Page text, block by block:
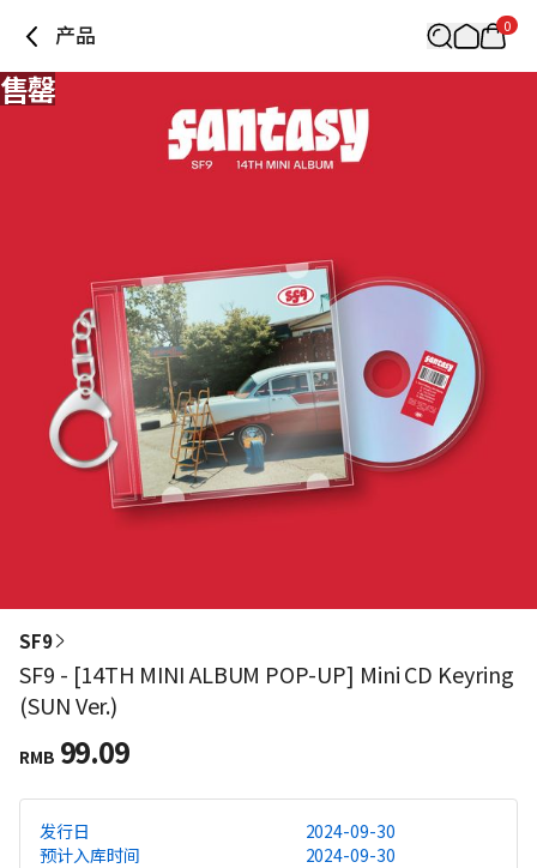
产品 0
售罄
SF9
SF9 - [14TH MINI ALBUM POP-UP] Mini CD Keyring
(SUN Ver.)
RMB 99.09
发行日
2024-09-30
预计入库时间
2024-09-30